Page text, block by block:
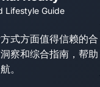
Lifestyle Guide
式方面值得信赖的合
察和综合指南，帮助
。